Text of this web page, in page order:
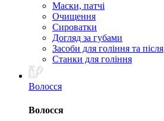
Маски, патчі
Очищення
Сироватки
Догляд за губами
Засоби для гоління та після
Станки для гоління
Волосся
Волосся